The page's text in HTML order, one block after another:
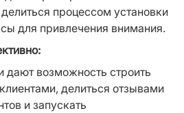
процессом установки
для привлечения внимания.
дают возможность строить
делиться отзывами
и запускать